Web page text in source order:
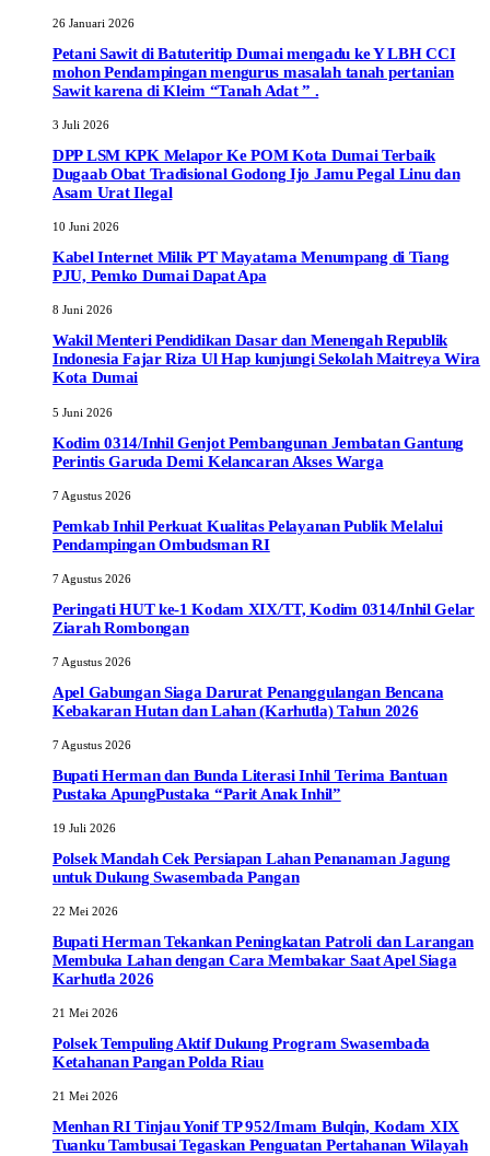
26 Januari 2026
Petani Sawit di Batuteritip Dumai mengadu ke Y LBH CCI
mohon Pendampingan mengurus masalah tanah pertanian
Sawit karena di Kleim “Tanah Adat ” .
3 Juli 2026
DPP LSM KPK Melapor Ke POM Kota Dumai Terbaik
Dugaab Obat Tradisional Godong Ijo Jamu Pegal Linu dan
Asam Urat Ilegal
10 Juni 2026
Kabel Internet Milik PT Mayatama Menumpang di Tiang
PJU, Pemko Dumai Dapat Apa
8 Juni 2026
Wakil Menteri Pendidikan Dasar dan Menengah Republik
Indonesia Fajar Riza Ul Hap kunjungi Sekolah Maitreya Wira
Kota Dumai
5 Juni 2026
Kodim 0314/Inhil Genjot Pembangunan Jembatan Gantung
Perintis Garuda Demi Kelancaran Akses Warga
7 Agustus 2026
Pemkab Inhil Perkuat Kualitas Pelayanan Publik Melalui
Pendampingan Ombudsman RI
7 Agustus 2026
Peringati HUT ke-1 Kodam XIX/TT, Kodim 0314/Inhil Gelar
Ziarah Rombongan
7 Agustus 2026
Apel Gabungan Siaga Darurat Penanggulangan Bencana
Kebakaran Hutan dan Lahan (Karhutla) Tahun 2026
7 Agustus 2026
Bupati Herman dan Bunda Literasi Inhil Terima Bantuan
Pustaka ApungPustaka “Parit Anak Inhil”
19 Juli 2026
Polsek Mandah Cek Persiapan Lahan Penanaman Jagung
untuk Dukung Swasembada Pangan
22 Mei 2026
Bupati Herman Tekankan Peningkatan Patroli dan Larangan
Membuka Lahan dengan Cara Membakar Saat Apel Siaga
Karhutla 2026
21 Mei 2026
Polsek Tempuling Aktif Dukung Program Swasembada
Ketahanan Pangan Polda Riau
21 Mei 2026
Menhan RI Tinjau Yonif TP 952/Imam Bulqin, Kodam XIX
Tuanku Tambusai Tegaskan Penguatan Pertahanan Wilayah